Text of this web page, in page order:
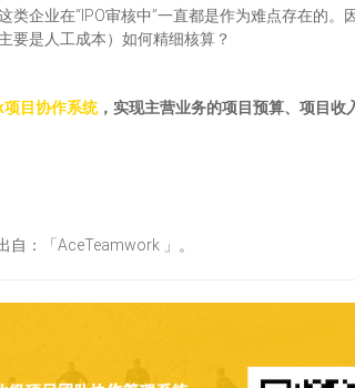
企业在“IPO审核中”一直都是作为难点存在的
要是人工成本）如何精细核算？
目协作系统，实现主营业务的项目预算、项目收
：「AceTeamwork 」。